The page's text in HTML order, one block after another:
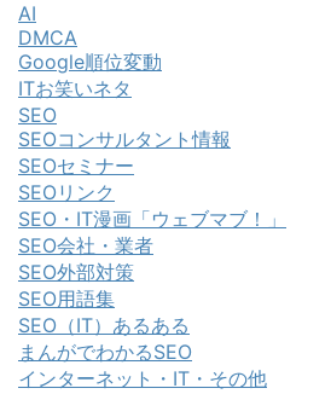
AI
DMCA
Google順位変動
ITお笑いネタ
SEO
SEOコンサルタント情報
SEOセミナー
SEOリンク
SEO・IT漫画「ウェブマブ！」
SEO会社・業者
SEO外部対策
SEO用語集
SEO（IT）あるある
まんがでわかるSEO
インターネット・IT・その他